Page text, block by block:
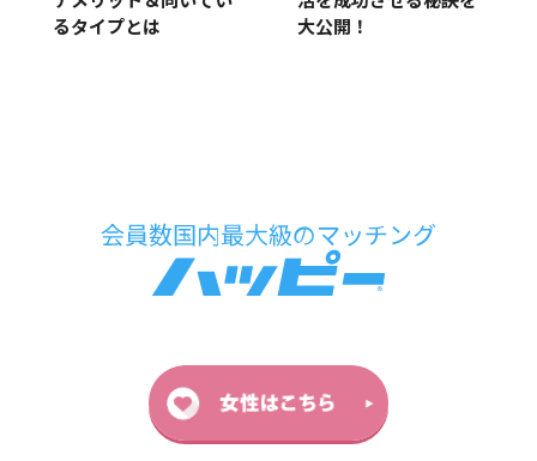
るタイプとは
大公開！